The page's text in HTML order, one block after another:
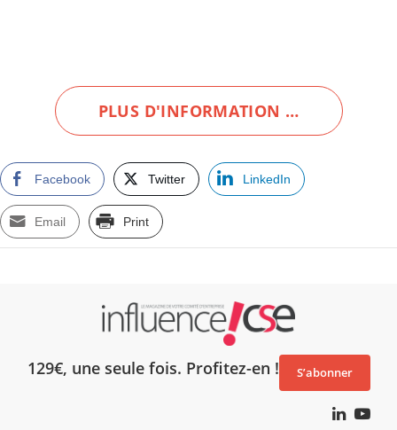
PLUS D'INFORMATION …
Facebook Twitter LinkedIn
Email Print
129€, une seule fois. Profitez-en ! S’abonner